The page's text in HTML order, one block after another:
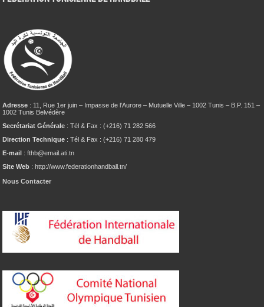
Adresse : 11, Rue 1er juin – Impasse de l’Aurore – Mutuelle Ville – 1002 Tunis – B.P. 151 –
1002 Tunis Belvédère
Secrétariat Générale : Tél & Fax : (+216) 71 282 566
Direction Technique : Tél & Fax : (+216) 71 280 479
E-mail : fthb@email.ati.tn
Site Web : http://www.federationhandball.tn/
Nous Contacter